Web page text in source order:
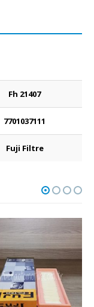
Fh 21407
7701037111
Fuji Filtre